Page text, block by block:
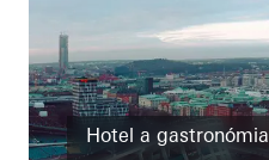
Hotel a gastronómia